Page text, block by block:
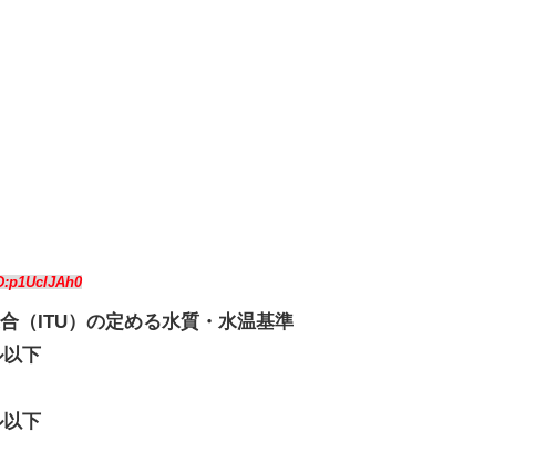
（ITU）の定める水質・水温基準
以下
以下